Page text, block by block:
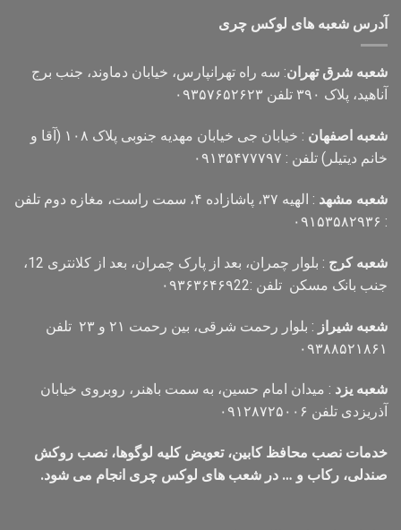
آدرس شعبه های لوکس چری
شعبه شرق تهران: سه راه تهرانپارس، خیابان دماوند، جنب برج
آناهید، پلاک ۳۹۰ تلفن ۰۹۳۵۷۶۵۲۶۲۳
شعبه اصفهان
: خیابان جی خیابان مهدیه جنوبی پلاک ۱۰۸ (آقا و
خانم دیتیلر) تلفن : ۰۹۱۳۵۴۷۷۷۹۷
شعبه مشهد
: الهیه ۳۷، پاشازاده ۴، سمت راست، مغازه دوم تلفن
: ۰۹۱۵۳۵۸۲۹۳۶
شعبه کرج
: بلوار چمران، بعد از پارک چمران، بعد از کلانتری 12،
جنب بانک مسکن تلفن :۰۹۳۶۳۶۴۶۹22
شعبه شیراز
: بلوار رحمت شرقی، بین رحمت ۲۱ و ۲۳ تلفن
۰۹۳۸۸۵۲۱۸۶۱
شعبه یزد : میدان امام حسین، به سمت باهنر، روبروی خیابان
آذریزدی تلفن ۰۹۱۲۸۷۲۵۰۰۶
خدمات نصب محافظ کابین، تعویض کلیه لوگوها، نصب روکش
صندلی، رکاب و … در شعب های لوکس چری انجام می شود.